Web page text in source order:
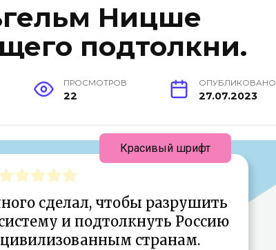
Ницше
подтолкни.
ПРОСМОТРОВ
22
ОПУБЛИКОВАНО
27.07.2023
сделал, чтобы разрушить
и подтолкнуть Россию
странам.
Красивый шрифт